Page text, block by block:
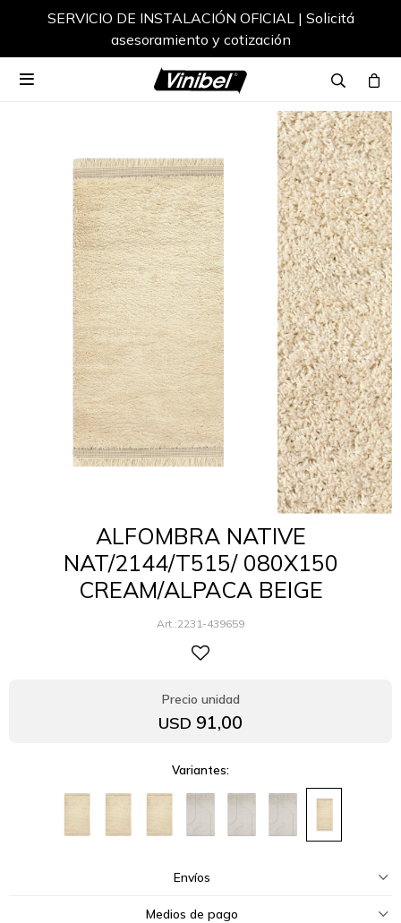
SERVICIO DE INSTALACIÓN OFICIAL | Solicitá
asesoramiento y cotización

ALFOMBRA NATIVE
NAT/2144/T515/ 080X150
CREAM/ALPACA BEIGE
2231-439659
USD 91,00
Variantes:
Envíos
Medios de pago